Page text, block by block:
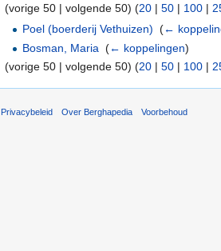
(vorige 50 | volgende 50) (20 | 50 | 100 |
Poel (boerderij Vethuizen) ‎(←
Bosman, Maria ‎(← koppelingen)
(vorige 50 | volgende 50) (20 | 50 | 100 |
Privacybeleid Over Berghapedia Voorbehoud